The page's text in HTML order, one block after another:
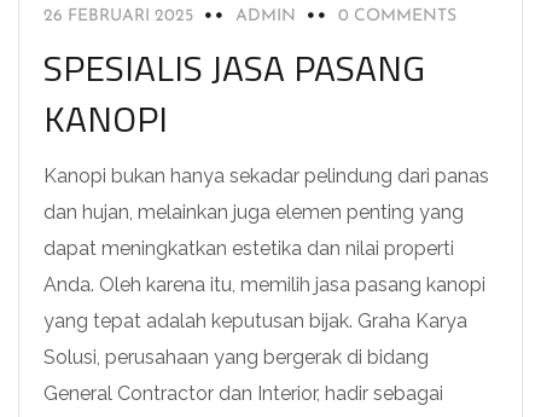
26 FEBRUARI 2025 ADMIN 0 COMMENTS
SPESIALIS JASA PASANG
KANOPI
Kanopi bukan hanya sekadar pelindung dari panas
dan hujan, melainkan juga elemen penting yang
dapat meningkatkan estetika dan nilai properti
Anda. Oleh karena itu, memilih jasa pasang kanopi
yang tepat adalah keputusan bijak. Graha Karya
Solusi, perusahaan yang bergerak di bidang
General Contractor dan Interior, hadir sebagai